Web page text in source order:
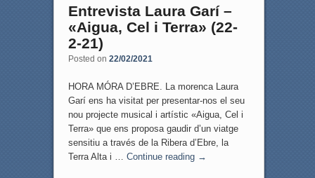
Entrevista Laura Garí –
«Aigua, Cel i Terra» (22-
2-21)
Posted on 22/02/2021
HORA MÓRA D’EBRE. La morenca Laura
Garí ens ha visitat per presentar-nos el seu
nou projecte musical i artístic «Aigua, Cel i
Terra» que ens proposa gaudir d’un viatge
sensitiu a través de la Ribera d’Ebre, la
Terra Alta i … Continue reading →